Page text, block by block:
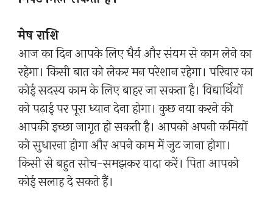
मेष राशि
आज का दिन आपके लिए धैर्य और संयम से काम लेने का
रहेगा। किसी बात को लेकर मन परेशान रहेगा। परिवार का
कोई सदस्य काम के लिए बाहर जा सकता है। विद्यार्थियों
को पढ़ाई पर पूरा ध्यान देना होगा। कुछ नया करने की
आपकी इच्छा जागृत हो सकती है। आपको अपनी कमियों
को सुधारना होगा और अपने काम में जुट जाना होगा।
किसी से बहुत सोच-समझकर वादा करें। पिता आपको
कोई सलाह दे सकते हैं।